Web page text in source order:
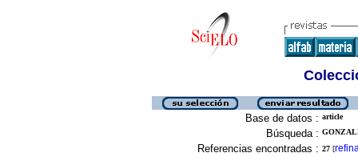
Base de datos : article
Búsqueda :
Referencias encontradas : 27 [